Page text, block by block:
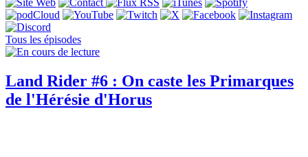
Tous les épisodes
Land Rider #6 : On caste les Primarques
de l'Hérésie d'Horus